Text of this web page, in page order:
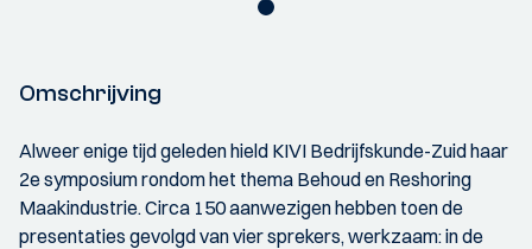
Omschrijving
Alweer enige tijd geleden hield KIVI Bedrijfskunde-Zuid haar
2e symposium rondom het thema Behoud en Reshoring
Maakindustrie. Circa 150 aanwezigen hebben toen de
presentaties gevolgd van vier sprekers, werkzaam: in de